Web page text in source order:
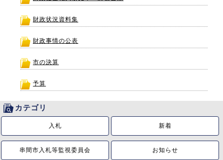
財政状況資料集
財政事情の公表
市の決算
予算
カテゴリ
入札 新着
串間市入札等監視委員会 お知らせ